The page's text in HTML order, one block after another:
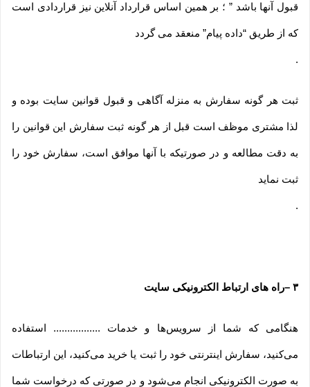
قبول آنها باشد ” ؛ بر همین اساس قرارداد آنلاین نیز قراردادی است
که از طریق “داده پیام” منعقد می گردد
.
ثبت هر گونه سفارش به منزله آگاهی و قبول قوانین سایت بوده و
لذا مشتری موظف است قبل از هر گونه ثبت سفارش این قوانین را
به دقت مطالعه و در صورتیکه با آنها موافق است، سفارش خود را
ثبت نماید
.
۳ –راه های ارتباط الکترونیکی سایت
هنگامی که شما از سرویس‌‏ها و خدمات ................. استفاده
می‏‌کنید، سفارش اینترنتی خود را ثبت یا خرید می‏‌کنید، این ارتباطات
به صورت الکترونیکی انجام می‏‌شود و در صورتی که درخواست شما